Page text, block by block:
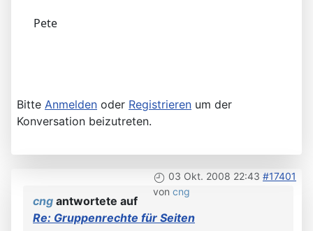
Pete
Bitte Anmelden oder Registrieren um der
Konversation beizutreten.
03 Okt. 2008 22:43 #17401
von cng
cng antwortete auf
Re: Gruppenrechte für Seiten